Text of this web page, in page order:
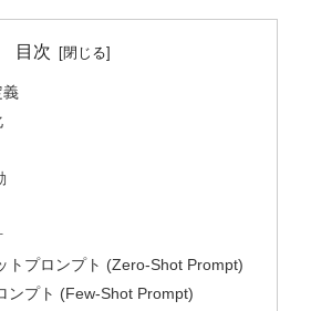
目次
義
トプロンプト (Zero-Shot Prompt)
ンプト (Few-Shot Prompt)